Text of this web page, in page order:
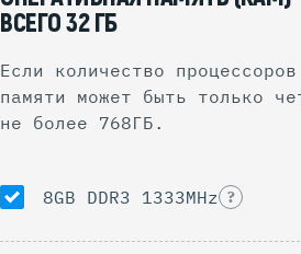
ВСЕГО32ГБ
Если количество
памяти может быть только четное
не более 768ГБ.
8GB DDR3 1333MHz ?